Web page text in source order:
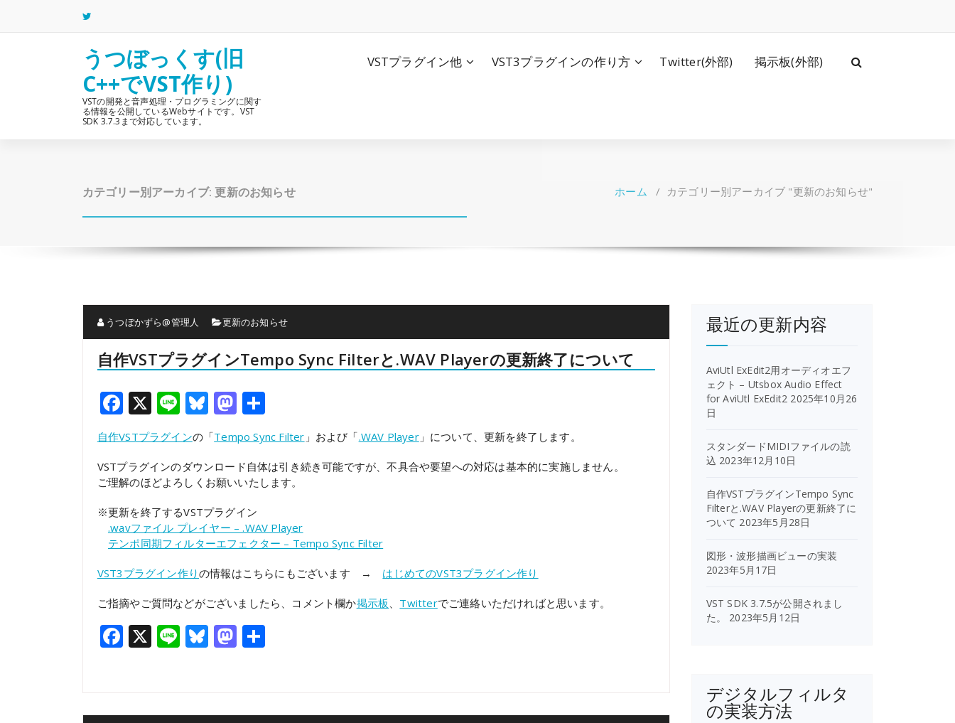
テ
うつぼっくす(旧
C++でVST作り)
VSTの開発と音声処理・プログラミングに関す
る情報を公開しているWebサイトです。VST
SDK 3.7.3まで対応しています。
VSTプラグイン他 VST3プラグインの作り方 Twitter(外部) 掲示板(外部)
カテゴリー別アーカイブ: 更新のお知らせ ホーム / カテゴリー別アーカイブ "更新のお知らせ"
うつぼかずら@管理人 更新のお知らせ
自作VSTプラグインTempo Sync Filterと.WAV Playerの更新終了について
Facebook
X LineBluesky
Mastodon
共
有
自作VSTプラグインの「Tempo Sync Filter 」および「.WAV Player」について、更新を終了します。
VSTプラグインのダウンロード自体は引き続き可能ですが、不具合や要望への対応は基本的に実施しません。
ご理解のほどよろしくお願いいたします。
※更新を終了するVSTプラグイン
.wavファイル プレイヤー – .WAV Player
テンポ同期フィルターエフェクター – Tempo Sync Filter
VST3プラグイン作りの情報はこちらにもございます → はじめてのVST3プラグイン作り
ご指摘やご質問などがございましたら、コメント欄か掲示板 、 Twitterでご連絡いただければと思います。
Facebook
X LineBluesky
Mastodon
共
最近の更新内容
AviUtl ExEdit2用オーディオエフ
ェクト – Utsbox Audio Effect
for AviUtl ExEdit2 2025年10月26
日
スタンダードMIDIファイルの読
込 2023年12月10日
自作VSTプラグインTempo Sync
Filterと.WAV Playerの更新終了に
ついて 2023年5月28日
図形・波形描画ビューの実装
2023年5月17日
VST SDK 3.7.5が公開されまし
た。
2023年5月12日
デジタルフィルタ
の実装方法